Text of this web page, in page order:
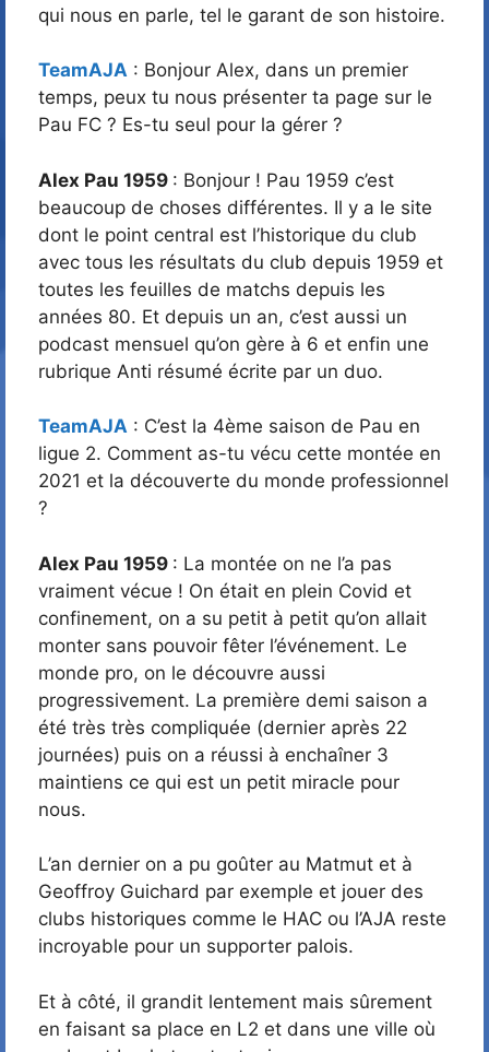
qui nous en parle, tel le garant de son histoire.
TeamAJA : Bonjour Alex, dans un premier
temps, peux tu nous présenter ta page sur le
Pau FC ? Es-tu seul pour la gérer ?
Alex Pau 1959 : Bonjour ! Pau 1959 c’est
beaucoup de choses différentes. Il y a le site
dont le point central est l’historique du club
avec tous les résultats du club depuis 1959 et
toutes les feuilles de matchs depuis les
années 80. Et depuis un an, c’est aussi un
podcast mensuel qu’on gère à 6 et enfin une
rubrique Anti résumé écrite par un duo.
TeamAJA : C’est la 4ème saison de Pau en
ligue 2. Comment as-tu vécu cette montée en
2021 et la découverte du monde professionnel
?
Alex Pau 1959 : La montée on ne l’a pas
vraiment vécue ! On était en plein Covid et
confinement, on a su petit à petit qu’on allait
monter sans pouvoir fêter l’événement. Le
monde pro, on le découvre aussi
progressivement. La première demi saison a
été très très compliquée (dernier après 22
journées) puis on a réussi à enchaîner 3
maintiens ce qui est un petit miracle pour
nous.
L’an dernier on a pu goûter au Matmut et à
Geoffroy Guichard par exemple et jouer des
clubs historiques comme le HAC ou l’AJA reste
incroyable pour un supporter palois.
Et à côté, il grandit lentement mais sûrement
en faisant sa place en L2 et dans une ville où